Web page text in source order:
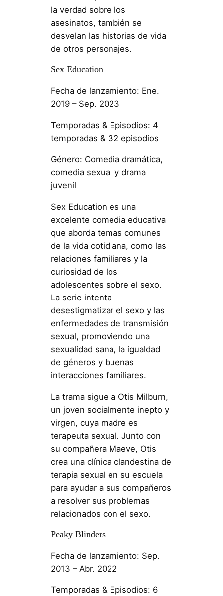
la verdad sobre los
asesinatos, también se
desvelan las historias de vida
de otros personajes.
Sex Education
Fecha de lanzamiento: Ene.
2019 – Sep. 2023
Temporadas & Episodios: 4
temporadas & 32 episodios
Género: Comedia dramática,
comedia sexual y drama
juvenil
Sex Education es una
excelente comedia educativa
que aborda temas comunes
de la vida cotidiana, como las
relaciones familiares y la
curiosidad de los
adolescentes sobre el sexo.
La serie intenta
desestigmatizar el sexo y las
enfermedades de transmisión
sexual, promoviendo una
sexualidad sana, la igualdad
de géneros y buenas
interacciones familiares.
La trama sigue a Otis Milburn,
un joven socialmente inepto y
virgen, cuya madre es
terapeuta sexual. Junto con
su compañera Maeve, Otis
crea una clínica clandestina de
terapia sexual en su escuela
para ayudar a sus compañeros
a resolver sus problemas
relacionados con el sexo.
Peaky Blinders
Fecha de lanzamiento: Sep.
2013 – Abr. 2022
Temporadas & Episodios: 6